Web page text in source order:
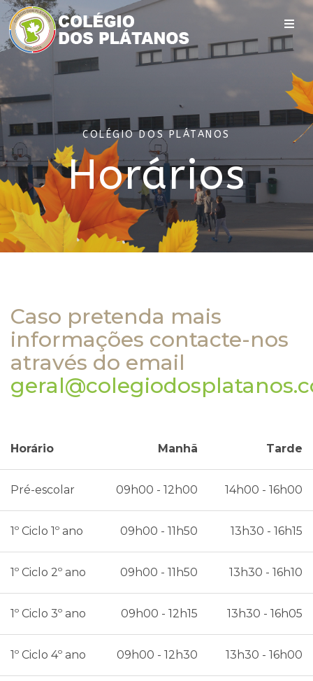
COLÉGIO DOS PLÁTANOS
Horários
Caso pretenda mais
informações contacte-nos
através do email
Horário Manhã Tarde
Pré-escolar 09h00 - 12h00 14h00 - 16h00
1º Ciclo 1º ano 09h00 - 11h50 13h30 - 16h15
1º Ciclo 2º ano 09h00 - 11h50 13h30 - 16h10
1º Ciclo 3º ano 09h00 - 12h15 13h30 - 16h05
1º Ciclo 4º ano 09h00 - 12h30 13h30 - 16h00